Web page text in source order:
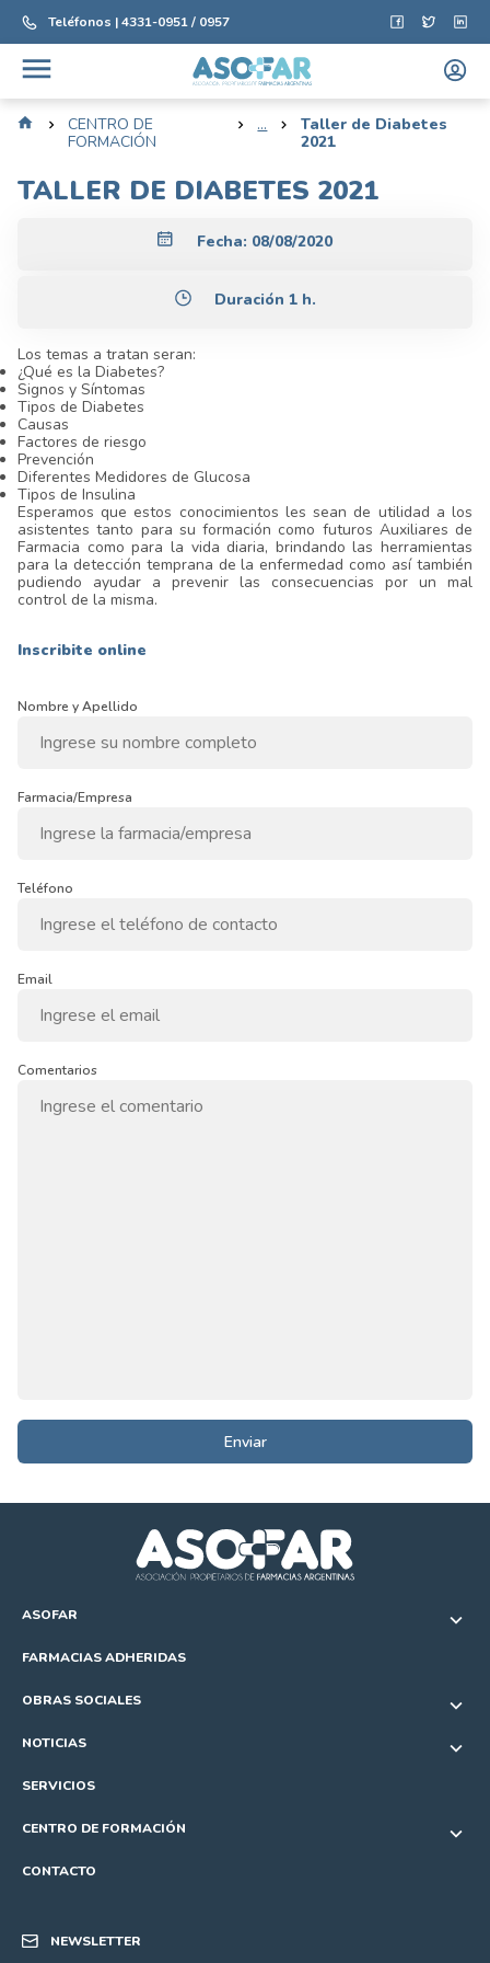
Teléfonos | 4331-0951 / 0957
CENTRO DE
FORMACIÓN
...
Taller de Diabetes
2021
TALLER DE DIABETES 2021
Fecha: 08/08/2020
Duración 1 h.
Los temas a tratan seran:
¿Qué es la Diabetes?
Signos y Síntomas
Tipos de Diabetes
Causas
Factores de riesgo
Prevención
Diferentes Medidores de Glucosa
Tipos de Insulina
Esperamos que estos conocimientos les sean de utilidad a los
asistentes tanto para su formación como futuros Auxiliares de
Farmacia como para la vida diaria, brindando las herramientas
para la detección temprana de la enfermedad como así también
pudiendo ayudar a prevenir las consecuencias por un mal
control de la misma.
Inscribite online
Nombre y Apellido
Farmacia/Empresa
Teléfono
Email
Comentarios
Enviar
ASOFAR
FARMACIAS ADHERIDAS
OBRAS SOCIALES
NOTICIAS
SERVICIOS
CENTRO DE FORMACIÓN
CONTACTO
NEWSLETTER